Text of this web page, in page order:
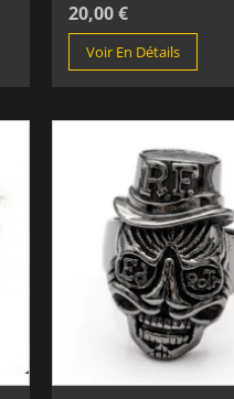
20,00 €
Voir En Détails